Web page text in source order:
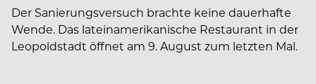
Der Sanierungsversuch brachte keine dauerhafte
Wende. Das lateinamerikanische Restaurant in der
Leopoldstadt öffnet am 9. August zum letzten Mal.